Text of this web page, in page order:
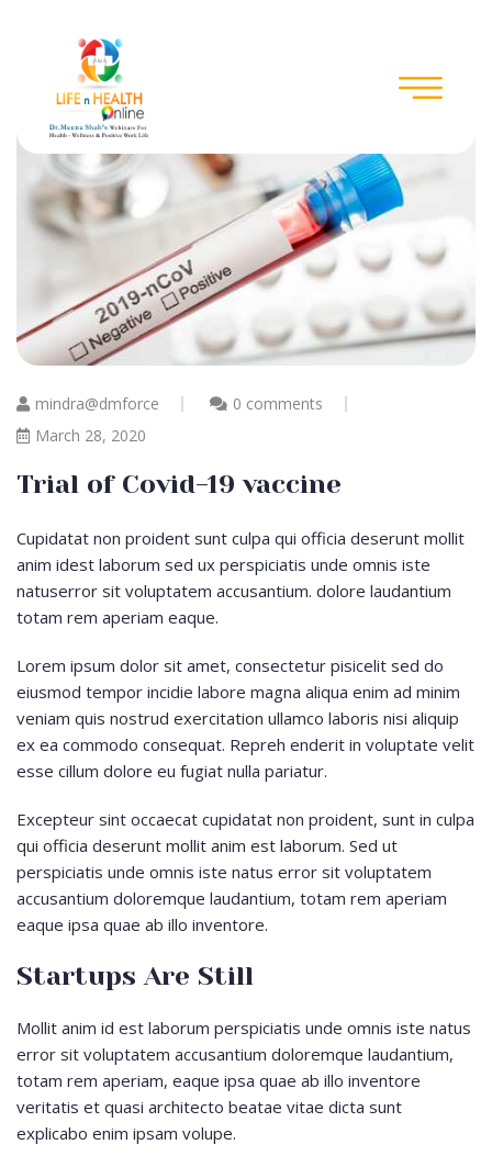
mindra@dmforce
0 comments
March 28, 2020
Trial of Covid-19 vaccine
Cupidatat non proident sunt culpa qui officia deserunt mollit
anim idest laborum sed ux perspiciatis unde omnis iste
natuserror sit voluptatem accusantium. dolore laudantium
totam rem aperiam eaque.
Lorem ipsum dolor sit amet, consectetur pisicelit sed do
eiusmod tempor incidie labore magna aliqua enim ad minim
veniam quis nostrud exercitation ullamco laboris nisi aliquip
ex ea commodo consequat. Repreh enderit in voluptate velit
esse cillum dolore eu fugiat nulla pariatur.
Excepteur sint occaecat cupidatat non proident, sunt in culpa
qui officia deserunt mollit anim est laborum. Sed ut
perspiciatis unde omnis iste natus error sit voluptatem
accusantium doloremque laudantium, totam rem aperiam
eaque ipsa quae ab illo inventore.
Startups Are Still
Mollit anim id est laborum perspiciatis unde omnis iste natus
error sit voluptatem accusantium doloremque laudantium,
totam rem aperiam, eaque ipsa quae ab illo inventore
veritatis et quasi architecto beatae vitae dicta sunt
explicabo enim ipsam volupe.